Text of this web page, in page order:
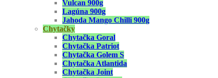
Vulcan 900g
Lagúna 900g
Jahoda Mango Chilli 900g
Chytačky
Chytačka Goral
Chytačka Patriot
Chytačka Golem S
Chytačka Atlantida
Chytačka Joint